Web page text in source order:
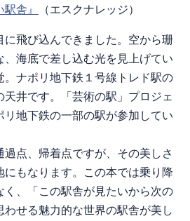
舎』 （エスクナレッジ）
飛び込んできました。空から珊
、海底で差し込む光を見上げてい
。ナポリ地下鉄１号線トレド駅の
天井です。「芸術の駅」プロジェ
リ地下鉄の一部の駅が参加してい
点、帰着点ですが、その美しさ
にもなります。この本では乗り降
く、「この駅舎が見たいから次の
せる魅力的な世界の駅舎が美し